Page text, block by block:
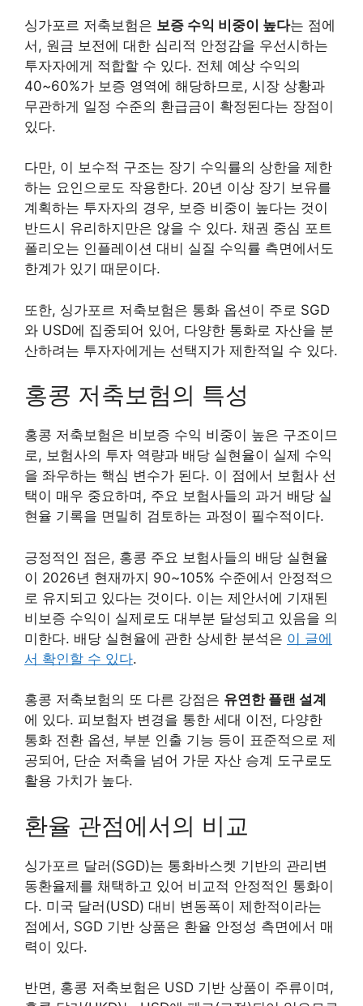
싱가포르 저축보험은 보증 수익 비중이 높다는 점에
서, 원금 보전에 대한 심리적 안정감을 우선시하는
투자자에게 적합할 수 있다. 전체 예상 수익의
40~60%가 보증 영역에 해당하므로, 시장 상황과
무관하게 일정 수준의 환급금이 확정된다는 장점이
있다.
다만, 이 보수적 구조는 장기 수익률의 상한을 제한
하는 요인으로도 작용한다. 20년 이상 장기 보유를
계획하는 투자자의 경우, 보증 비중이 높다는 것이
반드시 유리하지만은 않을 수 있다. 채권 중심 포트
폴리오는 인플레이션 대비 실질 수익률 측면에서도
한계가 있기 때문이다.
또한, 싱가포르 저축보험은 통화 옵션이 주로 SGD
와 USD에 집중되어 있어, 다양한 통화로 자산을 분
산하려는 투자자에게는 선택지가 제한적일 수 있다.
홍콩 저축보험의 특성
홍콩 저축보험은 비보증 수익 비중이 높은 구조이므
로, 보험사의 투자 역량과 배당 실현율이 실제 수익
을 좌우하는 핵심 변수가 된다. 이 점에서 보험사 선
택이 매우 중요하며, 주요 보험사들의 과거 배당 실
현율 기록을 면밀히 검토하는 과정이 필수적이다.
긍정적인 점은, 홍콩 주요 보험사들의 배당 실현율
이 2026년 현재까지 90~105% 수준에서 안정적으
로 유지되고 있다는 것이다. 이는 제안서에 기재된
비보증 수익이 실제로도 대부분 달성되고 있음을 의
미한다. 배당 실현율에 관한 상세한 분석은 이 글에
서 확인할 수 있다.
홍콩 저축보험의 또 다른 강점은 유연한 플랜 설계
에 있다. 피보험자 변경을 통한 세대 이전, 다양한
통화 전환 옵션, 부분 인출 기능 등이 표준적으로 제
공되어, 단순 저축을 넘어 가문 자산 승계 도구로도
활용 가치가 높다.
환율 관점에서의 비교
싱가포르 달러(SGD)는 통화바스켓 기반의 관리변
동환율제를 채택하고 있어 비교적 안정적인 통화이
다. 미국 달러(USD) 대비 변동폭이 제한적이라는
점에서, SGD 기반 상품은 환율 안정성 측면에서 매
력이 있다.
반면, 홍콩 저축보험은 USD 기반 상품이 주류이며,